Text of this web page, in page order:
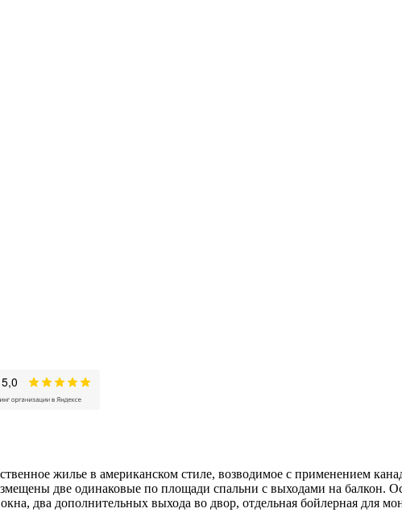
жилье в американском стиле, возводимое с применением
две одинаковые по площади спальни с выходами на балкон.
два дополнительных выхода во двор, отдельная бойлерная